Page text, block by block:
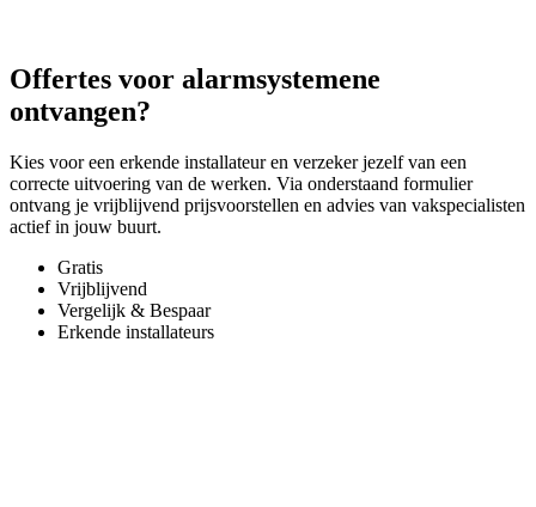
Offertes voor alarmsystemene
ontvangen?
Kies voor een erkende installateur en verzeker jezelf van een
correcte uitvoering van de werken. Via onderstaand formulier
ontvang je vrijblijvend prijsvoorstellen en advies van vakspecialisten
actief in jouw buurt.
Gratis
Vrijblijvend
Vergelijk & Bespaar
Erkende installateurs